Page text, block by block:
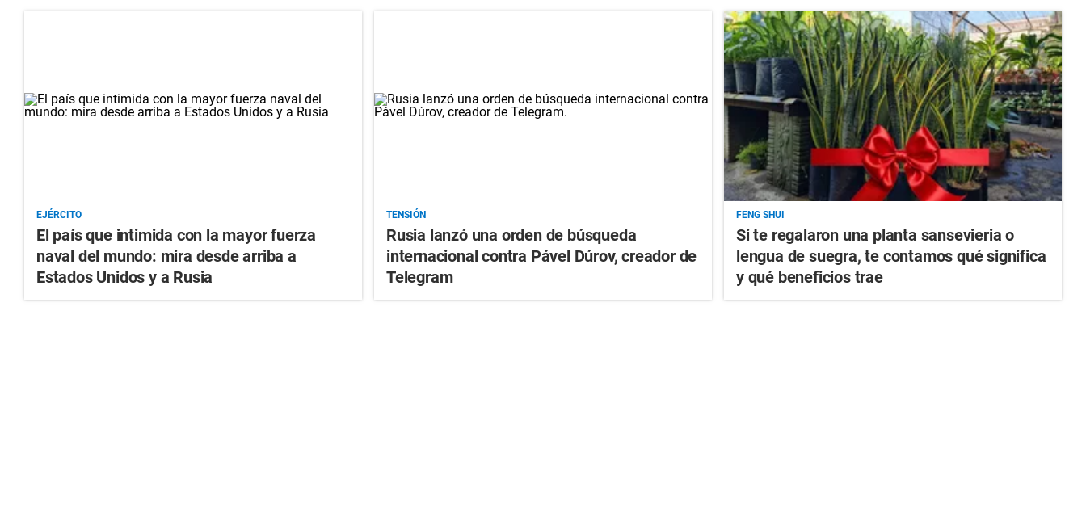
EJÉRCITO
El país que intimida con la mayor fuerza
naval del mundo: mira desde arriba a
Estados Unidos y a Rusia
TENSIÓN
Rusia lanzó una orden de búsqueda
internacional contra Pável Dúrov, creador de
Telegram
FENG SHUI
Si te regalaron una planta sansevieria o
lengua de suegra, te contamos qué significa
y qué beneficios trae